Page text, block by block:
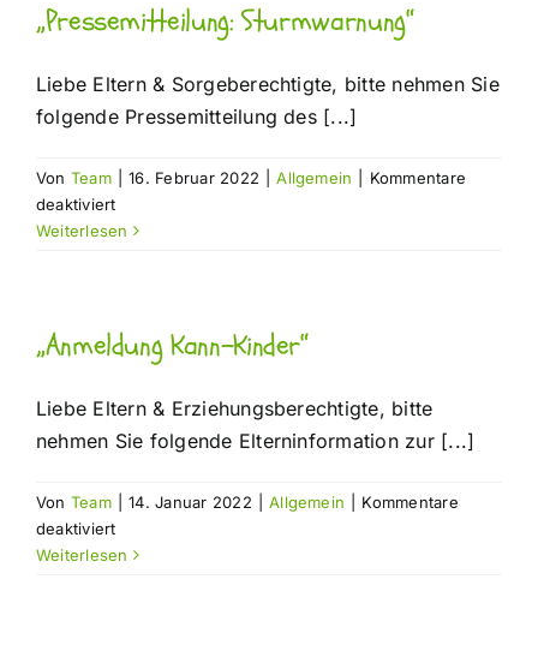
zum
Nachlesen
„Pressemitteilung: Sturmwarnung“
Liebe Eltern & Sorgeberechtigte, bitte nehmen Sie
folgende Pressemitteilung des [...]
Von Team 16. Februar 2022 Allgemein
Kommentare
deaktiviertfür
„Pressemitteilung:
Weiterlesen
„Anmeldung Kann-Kinder“
Liebe Eltern & Erziehungsberechtigte, bitte
nehmen Sie folgende Elterninformation zur [...]
Von Team 14. Januar 2022 Allgemein
Kommentare
deaktiviertfür
„Anmeldung
Weiterlesen